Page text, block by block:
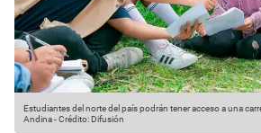
Estudiantes del norte del país podrán tener acceso a una
Andina-Crédito: Difusión